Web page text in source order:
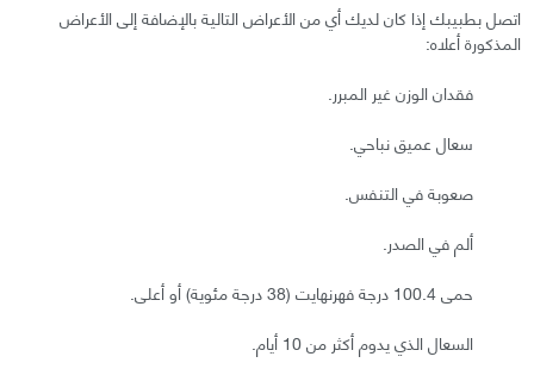
اتصل بطبيبك إذا كان لديك أي من الأعراض التالية بالإضافة إلى الأعراض
المذكورة أعلاه:
فقدان الوزن غير المبرر.
سعال عميق نباحي.
صعوبة في التنفس.
ألم في الصدر.
حمى 100.4 درجة فهرنهايت (38 درجة مئوية) أو أعلى.
السعال الذي يدوم أكثر من 10 أيام.